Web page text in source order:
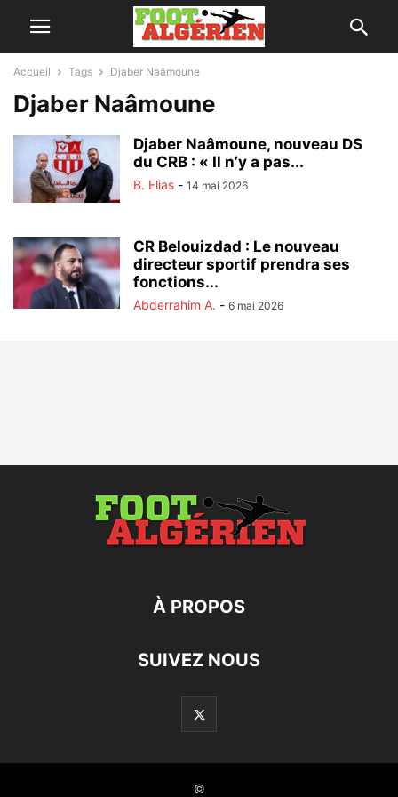
Accueil Tags Djaber Naâmoune
Djaber Naâmoune
Djaber Naâmoune, nouveau DS
du CRB : « Il n’y a pas...
B. Elias - 14 mai 2026
CR Belouizdad : Le nouveau
directeur sportif prendra ses
fonctions...
Abderrahim A. - 6 mai 2026
À PROPOS
SUIVEZ NOUS
©